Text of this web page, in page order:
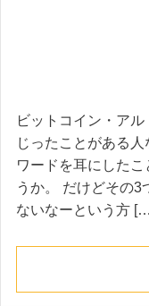
ビットコイン・ア
じったことがある
ワードを耳にした
うか。 だけどその3
ないなーという方